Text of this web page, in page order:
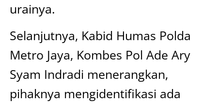
urainya.
Selanjutnya, Kabid Humas Polda
Metro Jaya, Kombes Pol Ade Ary
Syam Indradi menerangkan,
pihaknya mengidentifikasi ada